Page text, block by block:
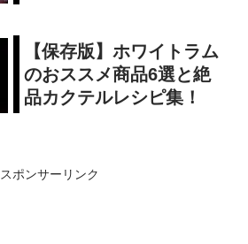
【保存版】ホワイトラム
のおススメ商品6選と絶
品カクテルレシピ集！
スポンサーリンク